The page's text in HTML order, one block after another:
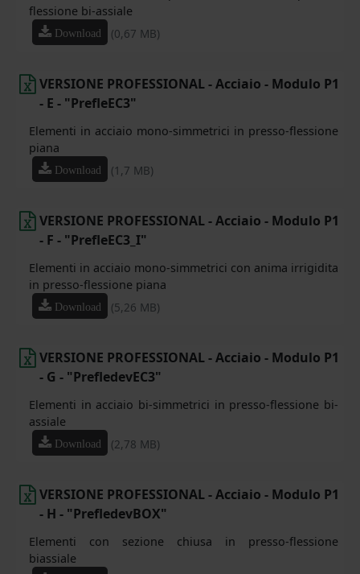
flessione bi-assiale
Download (0,67 MB)
VERSIONE PROFESSIONAL - Acciaio - Modulo P1
- E - "PrefleEC3"
Elementi in acciaio mono-simmetrici in presso-flessione
piana
Download (1,7 MB)
VERSIONE PROFESSIONAL - Acciaio - Modulo P1
- F - "PrefleEC3_I"
Elementi in acciaio mono-simmetrici con anima irrigidita
in presso-flessione piana
Download (5,26 MB)
VERSIONE PROFESSIONAL - Acciaio - Modulo P1
- G - "PrefledevEC3"
Elementi in acciaio bi-simmetrici in presso-flessione bi-
assiale
Download (2,78 MB)
VERSIONE PROFESSIONAL - Acciaio - Modulo P1
- H - "PrefledevBOX"
Elementi con sezione chiusa in presso-flessione
biassiale